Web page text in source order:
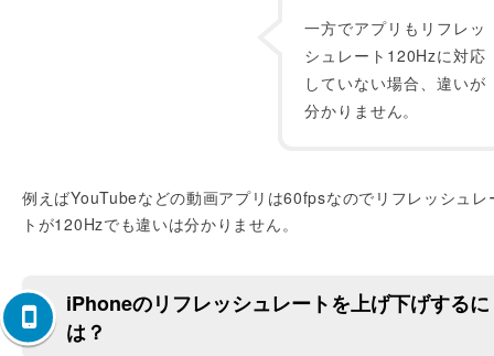
一方でアプリもリフレッ
シュレート120Hzに対応
していない場合、違いが
分かりません。
例えばYouTubeなどの動画アプリは60fpsなのでリフレッシュレ
トが120Hzでも違いは分かりません。
iPhoneのリフレッシュレートを上げ下げするに
は？